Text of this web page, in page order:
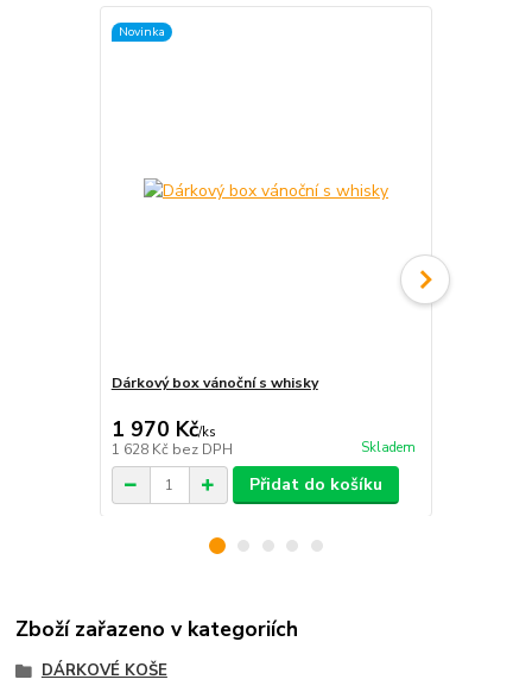
Novinka
Dárkový box vánoční s whisky
1 970 Kč/ks
1 628 Kč bez DPH Skladem
Přidat do košíku
Zboží zařazeno v kategoriích
DÁRKOVÉ KOŠE